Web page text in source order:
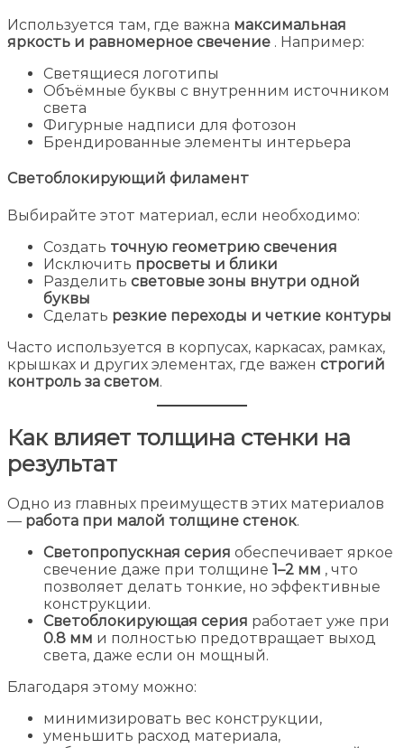
Используется там, где важна максимальная
яркость и равномерное свечение . Например:
Светящиеся логотипы
Объёмные буквы с внутренним источником
света
Фигурные надписи для фотозон
Брендированные элементы интерьера
Светоблокирующий филамент
Выбирайте этот материал, если необходимо:
Создать точную геометрию свечения
Исключить просветы и блики
Разделить световые зоны внутри одной
буквы
Сделать резкие переходы и четкие контуры
Часто используется в корпусах, каркасах, рамках,
крышках и других элементах, где важен строгий
контроль за светом.
Как влияет толщина стенки на
результат
Одно из главных преимуществ этих материалов
— работа при малой толщине стенок.
Светопропускная серия обеспечивает яркое
свечение даже при толщине 1–2 мм , что
позволяет делать тонкие, но эффективные
конструкции.
Светоблокирующая серия работает уже при
0.8 мм и полностью предотвращает выход
света, даже если он мощный.
Благодаря этому можно:
минимизировать вес конструкции,
уменьшить расход материала,